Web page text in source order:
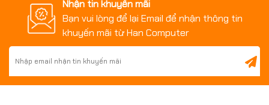
Nhận tin khuyến mãi
Bạn vui lòng để lại Email để nhận thông tin
khuyến mãi từ Han Computer